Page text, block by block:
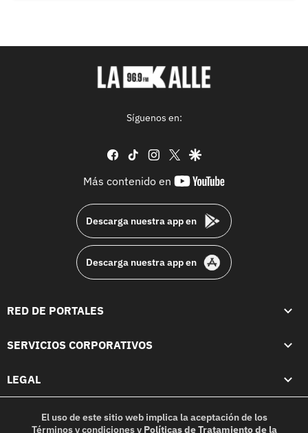
Síguenos en:
facebook
tiktok instagram
twittergoogle
Más contenido en
youtube-
Descarga nuestra app en
Descarga nuestra app en
RED DE PORTALES
SERVICIOS CORPORATIVOS
LEGAL
El uso de este sitio web implica la aceptación de los
Términos y condicionesy Políticas de Tratamiento de la